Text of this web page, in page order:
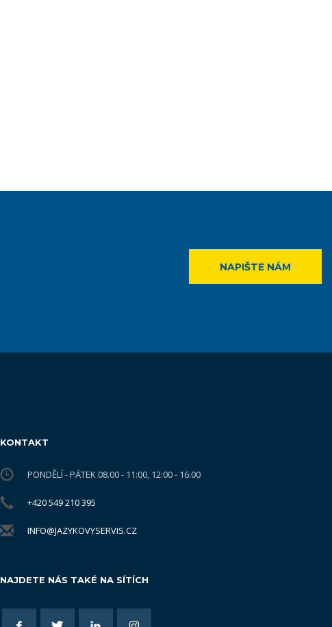
NAPIŠTE NÁM
KONTAKT
PONDĚLÍ - PÁTEK 08.00 - 11:00, 12:00 - 16:00
+420 549 210 395
INFO@JAZYKOVYSERVIS.CZ
NAJDETE NÁS TAKÉ NA SÍTÍCH